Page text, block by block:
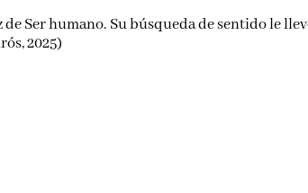
Ser humano. Su búsqueda de sentido le
2025)